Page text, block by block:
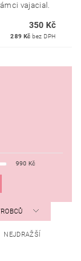
vajacial.
350 Kč
289 Kč bez DPH
990 Kč
NEJDRAŽŠÍ